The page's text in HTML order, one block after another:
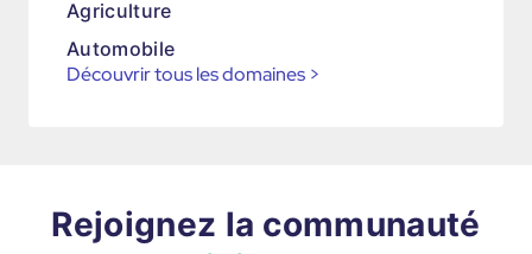
Agriculture
Automobile
Découvrir tous les domaines >
Rejoignez la communauté